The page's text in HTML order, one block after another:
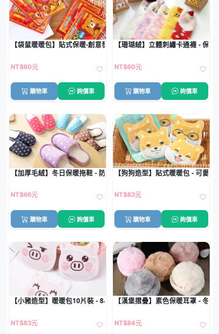
【袋鼠暖暖包】貼式保暖-創意發熱貼 (10片)
NT$60元
購物車 詢價車
【珊瑚絨】立體刺繡卡通襪 - 保
NT$60元
購物車 詢價車
【加厚毛絨】冬日保暖拖鞋 - 防滑靜音居家
NT$66元
購物車 詢價車
【狗狗造型】貼式暖暖包 - 可愛發
NT$83元
購物車 詢價車
【小豬造型】暖暖包10片裝 - 8小時持續發熱
NT$83元
【漢堡摺疊】素色保暖耳罩 - 冬季
NT$84元